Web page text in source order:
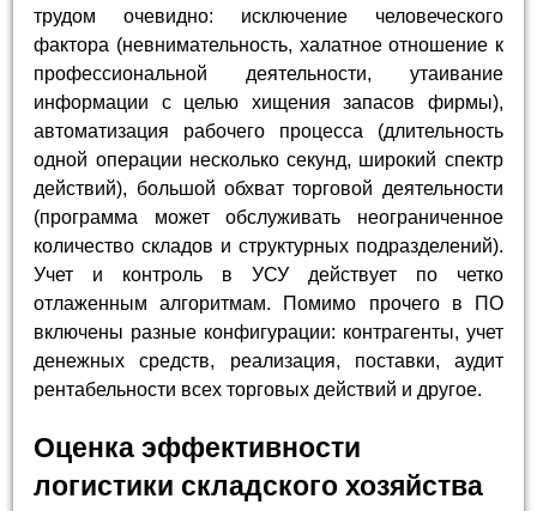
трудом очевидно: исключение человеческого
фактора (невнимательность, халатное отношение к
профессиональной деятельности, утаивание
информации с целью хищения запасов фирмы),
автоматизация рабочего процесса (длительность
одной операции несколько секунд, широкий спектр
действий), большой обхват торговой деятельности
(программа может обслуживать неограниченное
количество складов и структурных подразделений).
Учет и контроль в УСУ действует по четко
отлаженным алгоритмам. Помимо прочего в ПО
включены разные конфигурации: контрагенты, учет
денежных средств, реализация, поставки, аудит
рентабельности всех торговых действий и другое.
Оценка эффективности
логистики складского хозяйства